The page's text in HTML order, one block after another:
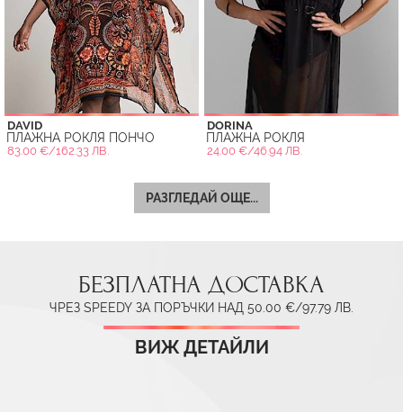
DAVID
ПЛАЖНА РОКЛЯ ПОНЧО
83.00 €/162.33 ЛВ.
DORINA
ПЛАЖНА РОКЛЯ
24.00 €/46.94 ЛВ.
РАЗГЛЕДАЙ ОЩЕ...
БЕЗПЛАТНА ДОСТАВКА
ЧРЕЗ SPEEDY ЗА ПОРЪЧКИ НАД 50.00 €/97.79 ЛВ.
ВИЖ ДЕТАЙЛИ